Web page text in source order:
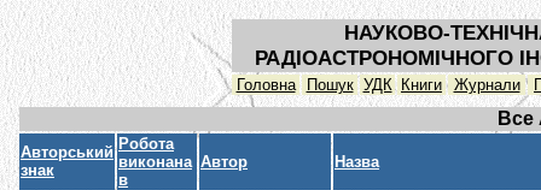
НАУКОВО-
РАДІОАСТРОНОМІЧНОГО
Головна Пошук УДК Книги Журнали
Все
Авторський
знак
Робота
виконана
в
Автор Назва